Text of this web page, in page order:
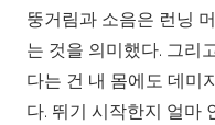
뚱거림과 소음은 런닝
는 것을 의미했다. 그리
다는 건 내 몸에도 데미
다. 뛰기 시작한지 얼마